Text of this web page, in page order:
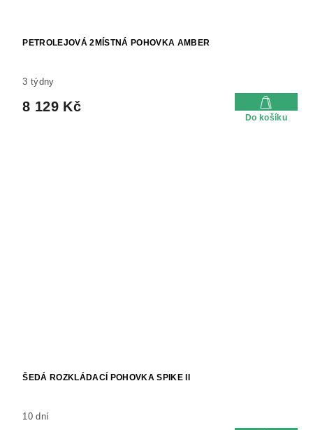
PETROLEJOVÁ 2MÍSTNÁ POHOVKA AMBER
3 týdny
8 129 Kč
Do košíku
ŠEDÁ ROZKLÁDACÍ POHOVKA SPIKE II
10 dní